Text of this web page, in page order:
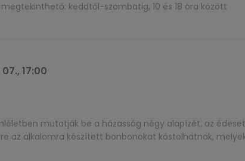
megtekinthető: keddtől-szombatig, 10 és 18 óra között
17:00
mutatják be a házasság négy alapízét, az
az alkalomra készített bonbonokat kóstolhatnak,